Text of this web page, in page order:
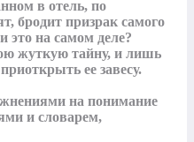
в отель, по
бродит призрак самого
на самом деле?
жуткую тайну, и лишь
ее завесу.
на понимание
и словарем,